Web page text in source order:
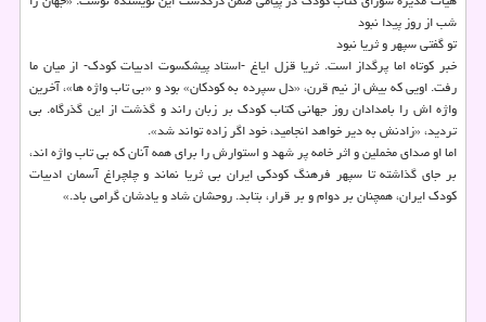
شب از روز پیدا نبود
تو گفتی سپهر و ثریا نبود
خبر كوتاه اما پرگداز است. ثریا قزل ایاغ -استاد پیشكسوت ادبیات كودك- از میان ما
رفت. اویی كه بیش از نیم قرن، «دل سپرده به كودكان» بود و «بی تاب واژه ها»، آخرین
واژه اش را بامدادان روز جهانی كتاب كودك بر زبان راند و گذشت از این گذرگاه. بی
تردید، «زادنش به دیر خواهد انجامید، خود اگر زاده تواند شد».
اما او صدای مخملین و اثر خامه پر شهد و استوارش را برای همه آنان كه بی تاب واژه اند،
بر جای گذاشته تا سپهر فرهنگ كودكی ایران بی ثریا نماند و چلچراغ آسمان ادبیات
كودك ایران، همچنان بر دوام و بر قرار، بتابد. روحشان شاد و یادشان گرامی باد.»